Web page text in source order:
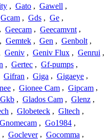
, Gato , Gawell ,
Gcam , Gds , Ge ,
, Geecam , Geecamvnt ,
, Gemtek , Gen , Genbolt ,
Geniv , Geniv Flux , Genrui ,
, Gertec , Gf-pumps ,
Gifran , Giga , Gigaeye ,
, Gionee Cam , Gipcam ,
Gkb , Glados Cam , Glenz ,
, Globeteck , Gltech ,
Gnomecam , Go1984 ,
, Goclever , Gocomma ,